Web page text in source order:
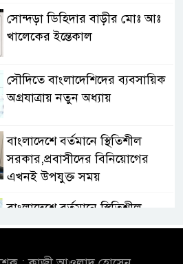
সোন্দড়া ডিহিদার বাড়ীর মোঃ আঃ
খালেকের ইন্তেকাল
সৌদিতে বাংলাদেশিদের ব্যবসায়িক
অগ্রযাত্রায় নতুন অধ্যায়
বাংলাদেশে বর্তমানে স্থিতিশীল
সরকার,প্রবাসীদের বিনিয়োগের
এখনই উপযুক্ত সময়
বাংলাদেশে বর্তমানে স্থিতিশীল
সরকার,প্রবাসীদের বিনিয়োগের